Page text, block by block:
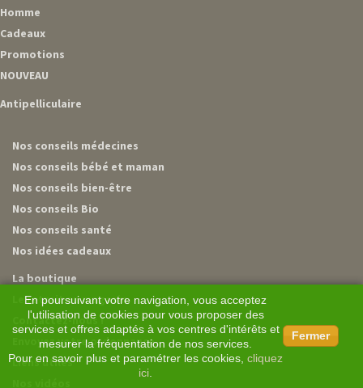
Homme
Cadeaux
Promotions
NOUVEAU
Antipelliculaire
Nos conseils médecines
Nos conseils bébé et maman
Nos conseils bien-être
Nos conseils Bio
Nos conseils santé
Nos idées cadeaux
La boutique
Le retrait en magasin
Contactez-nous !
Envoyez votre ordonnance
Liens utiles
En poursuivant votre navigation, vous acceptez
l'utilisation de cookies pour vous proposer des
services et offres adaptés à vos centres d'intérêts et
mesurer la fréquentation de nos services.
Pour en savoir plus et paramétrer les cookies, cliquez
ici
Fermer